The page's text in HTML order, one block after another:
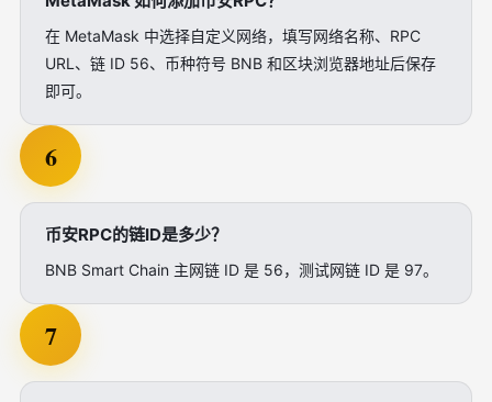
在 MetaMask 中选择自定义网络，填写网络名称、RPC
URL、链 ID 56、币种符号 BNB 和区块浏览器地址后保存
即可。
6
币安RPC的链ID是多少？
BNB Smart Chain 主网链 ID 是 56，测试网链 ID 是 97。
7